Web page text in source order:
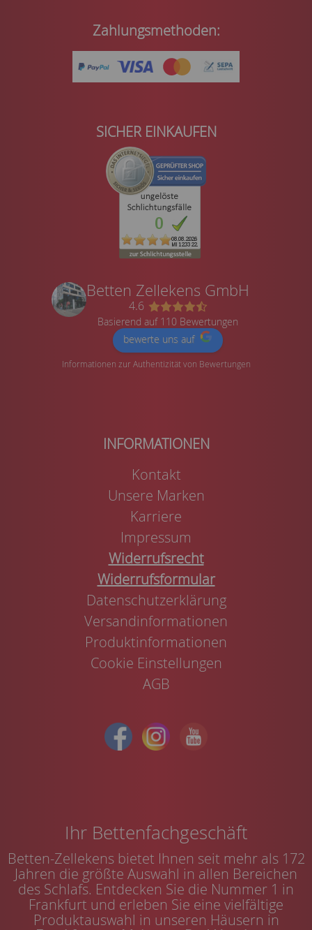
Zahlungsmethoden:
SICHER EINKAUFEN
Betten Zellekens GmbH
4.6
Basierend auf 110 Bewertungen
bewerte uns auf
Informationen zur Authentizität von Bewertungen
Kontakt
Unsere Marken
Karriere
Impressum
Widerrufsrecht
Widerrufsformular
Datenschutzerklärung
Versandinformationen
Produktinformationen
Cookie Einstellungen
AGB
Ihr Bettenfachgeschäft
Betten-Zellekens bietet Ihnen seit mehr als 172
Jahren die größte Auswahl in allen Bereichen
des Schlafs. Entdecken Sie die Nummer 1 in
Frankfurt und erleben Sie eine vielfältige
Produktauswahl in unseren Häusern in